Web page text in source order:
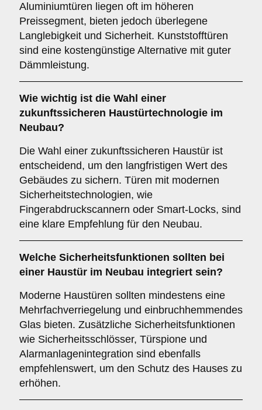
Aluminiumtüren liegen oft im höheren
Preissegment, bieten jedoch überlegene
Langlebigkeit und Sicherheit. Kunststofftüren
sind eine kostengünstige Alternative mit guter
Dämmleistung.
Wie wichtig ist die Wahl einer
zukunftssicheren Haustürtechnologie im
Neubau?
Die Wahl einer zukunftssicheren Haustür ist
entscheidend, um den langfristigen Wert des
Gebäudes zu sichern. Türen mit modernen
Sicherheitstechnologien, wie
Fingerabdruckscannern oder Smart-Locks, sind
eine klare Empfehlung für den Neubau.
Welche Sicherheitsfunktionen sollten bei
einer Haustür im Neubau integriert sein?
Moderne Haustüren sollten mindestens eine
Mehrfachverriegelung und einbruchhemmendes
Glas bieten. Zusätzliche Sicherheitsfunktionen
wie Sicherheitsschlösser, Türspione und
Alarmanlagenintegration sind ebenfalls
empfehlenswert, um den Schutz des Hauses zu
erhöhen.